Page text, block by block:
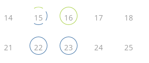
14 15 16 17 18
21 22 23 24 25